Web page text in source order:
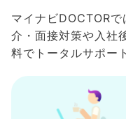
マイナビDOCTOR
介・面接対策や入社
料でトータルサポー